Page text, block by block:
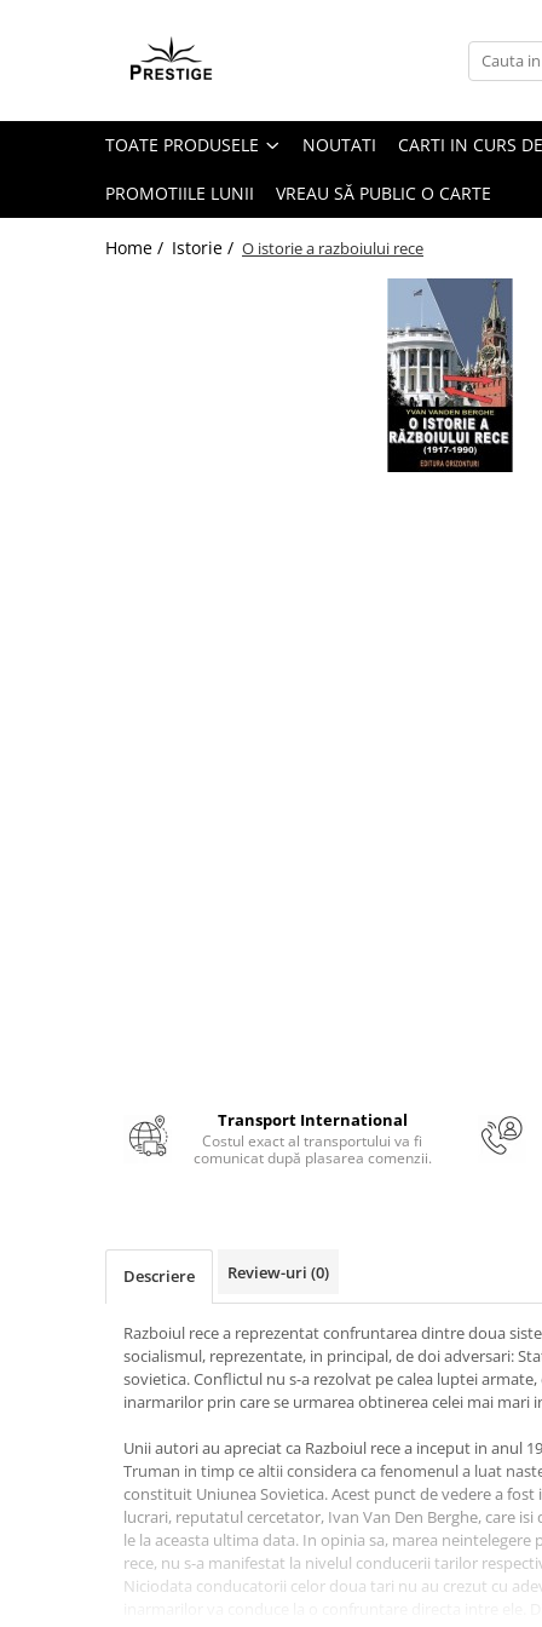
Toate Produsele
Pachete Speciale Carti
Spiritualitate - Ezoterism
AngelConnection
SealfHealing
Starea de bine
Terapii Alternative
Biografii, Memorii, Jurnale
Carti pentru Adolescenti, Young
TOATE PRODUSELE NOUTATI CARTI IN CURS
PROMOTIILE LUNII VREAU SĂ PUBLIC O CARTE
Home / Istorie / O istorie a razboiului rece
Transport International
Costul exact al transportului va fi
comunicat după plasarea comenzii.
Descriere Review-uri (0)
Razboiul rece a reprezentat confruntarea dintre doua
socialismul, reprezentate, in principal, de doi adversari:
sovietica. Conflictul nu s-a rezolvat pe calea luptei
inarmarilor prin care se urmarea obtinerea celei mai
Unii autori au apreciat ca Razboiul rece a inceput in anul
Truman in timp ce altii considera ca fenomenul a luat
constituit Uniunea Sovietica. Acest punct de vedere a fost
lucrari, reputatul cercetator, Ivan Van Den Berghe, care
le la aceasta ultima data. In opinia sa, marea neintelegere
rece, nu s-a manifestat la nivelul conducerii tarilor
Niciodata conducatorii celor doua tari nu au crezut cu